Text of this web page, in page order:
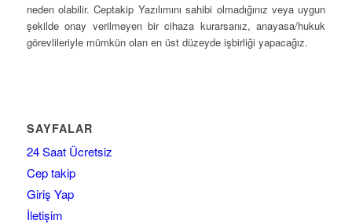
neden olabilir. Ceptakip Yazılımını sahibi olmadığınız veya uygun
şekilde onay verilmeyen bir cihaza kurarsanız, anayasa/hukuk
görevlileriyle mümkün olan en üst düzeyde işbirliği yapacağız.
SAYFALAR
24 Saat Ücretsiz
Cep takip
Giriş Yap
İletişim